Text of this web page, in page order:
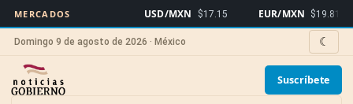
MERCADOS USD/MXN $17.15 EUR/MXN $19.81
Domingo 9 de agosto de 2026 · México ☾
Suscríbete